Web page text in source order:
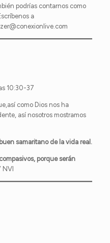
podrías contarnos como
a
10:30-37
como Dios nos ha
así nosotros mostramos
samaritano de la vida real.
compasivos, porque serán
NVI